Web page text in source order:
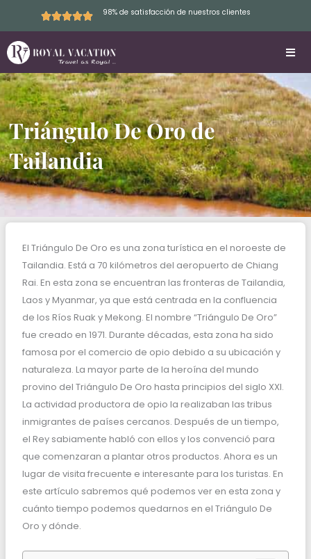
content
98% de satisfacción de nuestros clientes
Triángulo De Oro de
Tailandia
El Triángulo De Oro es una zona turística en el noroeste de
Tailandia. Está a 70 kilómetros del aeropuerto de Chiang
Rai. En esta zona se encuentran las fronteras de Tailandia,
Laos y Myanmar, ya que está centrada en la confluencia
de los Ríos Ruak y Mekong. El nombre “Triángulo De Oro”
fue creado en 1971. Durante décadas, esta zona ha sido
famosa por el comercio de opio debido a su ubicación y
naturaleza. La mayor parte de la heroína del mundo
provino del Triángulo De Oro hasta principios del siglo XXI.
La actividad productora de opio la realizaban las tribus
inmigrantes de países cercanos. Después de un tiempo,
el Rey sabiamente habló con ellos y los convenció para
que comenzaran a plantar otros productos. Ahora es un
lugar de visita frecuente e interesante para los turistas. En
este artículo sabremos qué podemos ver en esta zona y
cuánto tiempo podemos quedarnos en el Triángulo De
Oro y dónde.